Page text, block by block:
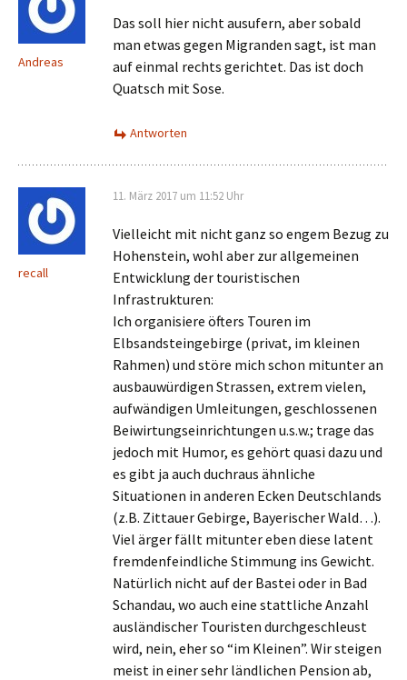
Andreas
Das soll hier nicht ausufern, aber sobald
man etwas gegen Migranden sagt, ist man
auf einmal rechts gerichtet. Das ist doch
Quatsch mit Sose.
Antworten
recall
11. März 2017 um 11:52 Uhr
Vielleicht mit nicht ganz so engem Bezug zu
Hohenstein, wohl aber zur allgemeinen
Entwicklung der touristischen
Infrastrukturen:
Ich organisiere öfters Touren im
Elbsandsteingebirge (privat, im kleinen
Rahmen) und störe mich schon mitunter an
ausbauwürdigen Strassen, extrem vielen,
aufwändigen Umleitungen, geschlossenen
Beiwirtungseinrichtungen u.s.w.; trage das
jedoch mit Humor, es gehört quasi dazu und
es gibt ja auch duchraus ähnliche
Situationen in anderen Ecken Deutschlands
(z.B. Zittauer Gebirge, Bayerischer Wald…).
Viel ärger fällt mitunter eben diese latent
fremdenfeindliche Stimmung ins Gewicht.
Natürlich nicht auf der Bastei oder in Bad
Schandau, wo auch eine stattliche Anzahl
ausländischer Touristen durchgeschleust
wird, nein, eher so “im Kleinen”. Wir steigen
meist in einer sehr ländlichen Pension ab,